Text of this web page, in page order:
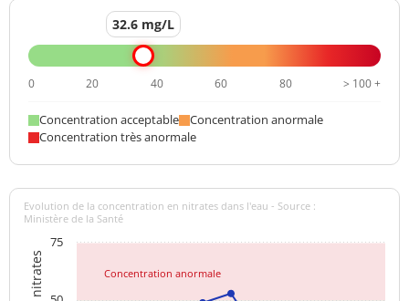
32.6 mg/L
0 20 40 60 80 > 100 +
Concentration acceptable
Concentration anormale
Concentration très anormale
Concentration anormale
Evolution de la concentration en nitrates dans l'eau - Source :
Ministère de la Santé
75